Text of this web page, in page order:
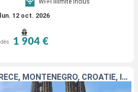
Wi-Fi illimité inclus
lun. 12 oct. 2026
dès 1 904 €
ESPAGNE, FRANCE, GRÈCE, MONTÉNÉGRO, CROATIE, ITALIE